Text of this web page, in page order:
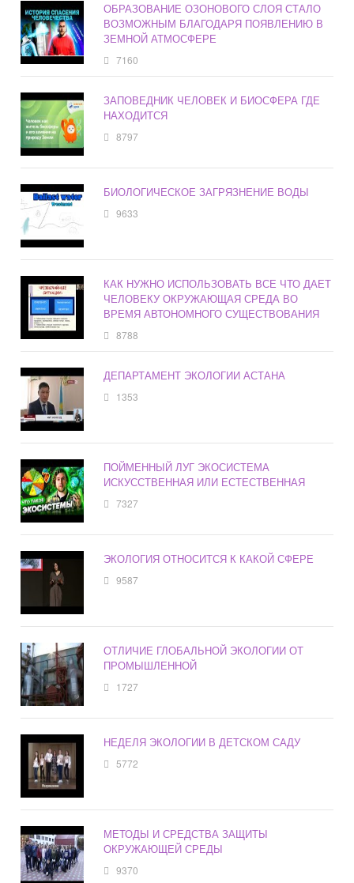
ОБРАЗОВАНИЕ ОЗОНОВОГО СЛОЯ СТАЛО
ВОЗМОЖНЫМ БЛАГОДАРЯ ПОЯВЛЕНИЮ В
ЗЕМНОЙ АТМОСФЕРЕ
7160
ЗАПОВЕДНИК ЧЕЛОВЕК И БИОСФЕРА ГДЕ
НАХОДИТСЯ
8797
БИОЛОГИЧЕСКОЕ ЗАГРЯЗНЕНИЕ ВОДЫ
9633
КАК НУЖНО ИСПОЛЬЗОВАТЬ ВСЕ ЧТО ДАЕТ
ЧЕЛОВЕКУ ОКРУЖАЮЩАЯ СРЕДА ВО
ВРЕМЯ АВТОНОМНОГО СУЩЕСТВОВАНИЯ
8788
ДЕПАРТАМЕНТ ЭКОЛОГИИ АСТАНА
1353
ПОЙМЕННЫЙ ЛУГ ЭКОСИСТЕМА
ИСКУССТВЕННАЯ ИЛИ ЕСТЕСТВЕННАЯ
7327
ЭКОЛОГИЯ ОТНОСИТСЯ К КАКОЙ СФЕРЕ
9587
ОТЛИЧИЕ ГЛОБАЛЬНОЙ ЭКОЛОГИИ ОТ
ПРОМЫШЛЕННОЙ
1727
НЕДЕЛЯ ЭКОЛОГИИ В ДЕТСКОМ САДУ
5772
МЕТОДЫ И СРЕДСТВА ЗАЩИТЫ
ОКРУЖАЮЩЕЙ СРЕДЫ
9370